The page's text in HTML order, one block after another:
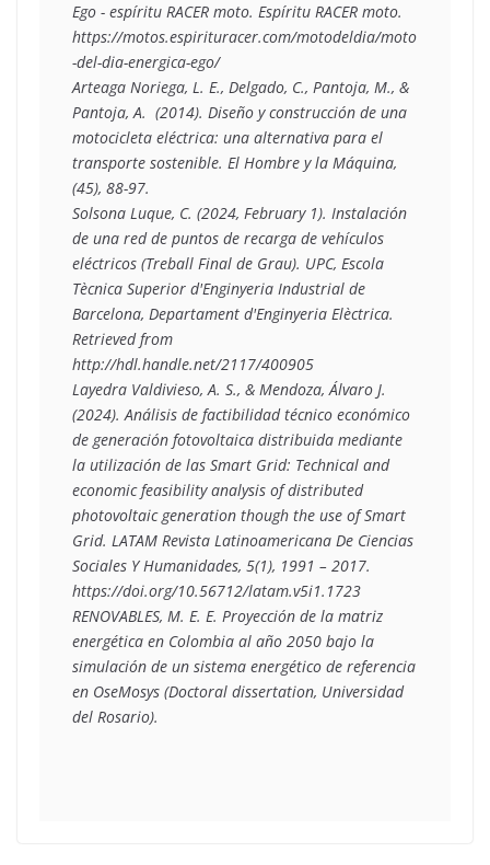
Ego - espíritu RACER moto. Espíritu RACER moto.
https://motos.espirituracer.com/motodeldia/moto
-del-dia-energica-ego/
Arteaga Noriega, L. E., Delgado, C., Pantoja, M., &
Pantoja, A.  (2014). Diseño y construcción de una
motocicleta eléctrica: una alternativa para el
transporte sostenible. El Hombre y la Máquina,
(45), 88-97.
Solsona Luque, C. (2024, February 1). Instalación
de una red de puntos de recarga de vehículos
eléctricos (Treball Final de Grau). UPC, Escola
Tècnica Superior d'Enginyeria Industrial de
Barcelona, Departament d'Enginyeria Elèctrica.
Retrieved from
http://hdl.handle.net/2117/400905
Layedra Valdivieso, A. S., & Mendoza, Álvaro J.
(2024). Análisis de factibilidad técnico económico
de generación fotovoltaica distribuida mediante
la utilización de las Smart Grid: Technical and
economic feasibility analysis of distributed
photovoltaic generation though the use of Smart
Grid. LATAM Revista Latinoamericana De Ciencias
Sociales Y Humanidades, 5(1), 1991 – 2017.
https://doi.org/10.56712/latam.v5i1.1723
RENOVABLES, M. E. E. Proyección de la matriz
energética en Colombia al año 2050 bajo la
simulación de un sistema energético de referencia
en OseMosys (Doctoral dissertation, Universidad
del Rosario).